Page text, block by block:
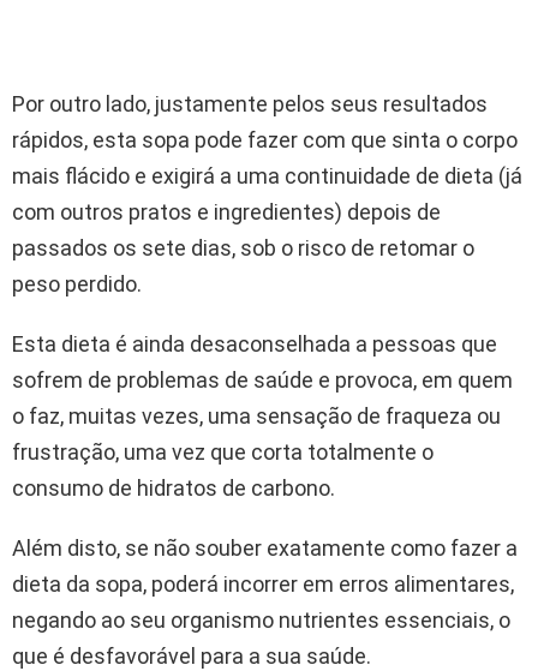
Por outro lado, justamente pelos seus resultados
rápidos, esta sopa pode fazer com que sinta o corpo
mais flácido e exigirá a uma continuidade de dieta (já
com outros pratos e ingredientes) depois de
passados os sete dias, sob o risco de retomar o
peso perdido.
Esta dieta é ainda desaconselhada a pessoas que
sofrem de problemas de saúde e provoca, em quem
o faz, muitas vezes, uma sensação de fraqueza ou
frustração, uma vez que corta totalmente o
consumo de hidratos de carbono.
Além disto, se não souber exatamente como fazer a
dieta da sopa, poderá incorrer em erros alimentares,
negando ao seu organismo nutrientes essenciais, o
que é desfavorável para a sua saúde.